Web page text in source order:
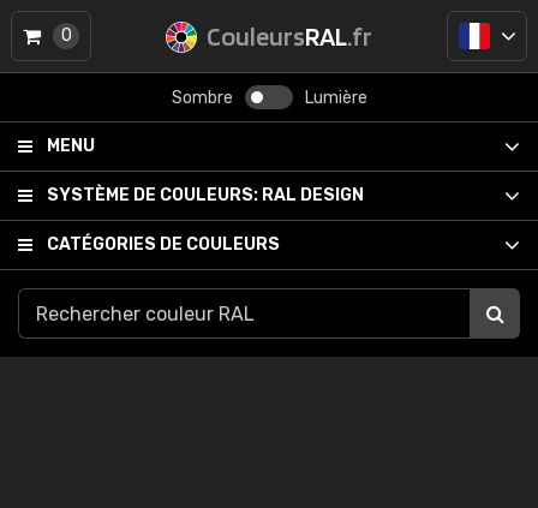
CouleursRAL.fr
Sombre Lumière
MENU
SYSTÈME DE COULEURS: RAL DESIGN
CATÉGORIES DE COULEURS
0